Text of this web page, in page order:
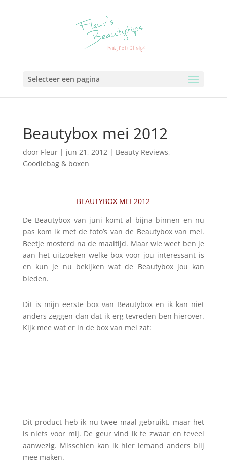
Selecteer een pagina
Beautybox mei 2012
door Fleur| jun 21, 2012| Beauty Reviews,
Goodiebag & boxen
BEAUTYBOX MEI 2012
De Beautybox van juni komt al bijna binnen en nu
pas kom ik met de foto’s van de Beautybox van mei.
Beetje mosterd na de maaltijd. Maar wie weet ben je
aan het uitzoeken welke box voor jou interessant is
en kun je nu bekijken wat de Beautybox jou kan
bieden.
Dit is mijn eerste box van Beautybox en ik kan niet
anders zeggen dan dat ik erg tevreden ben hierover.
Kijk mee wat er in de box van mei zat:
Dit product heb ik nu twee maal gebruikt, maar het
is niets voor mij. De geur vind ik te zwaar en teveel
aanwezig. Misschien kan ik hier iemand anders blij
mee maken.